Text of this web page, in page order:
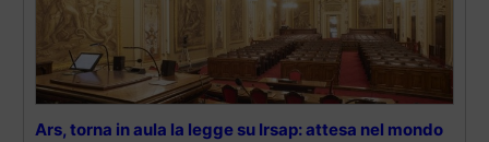
Ars, torna in aula la legge su Irsap: attesa nel mondo